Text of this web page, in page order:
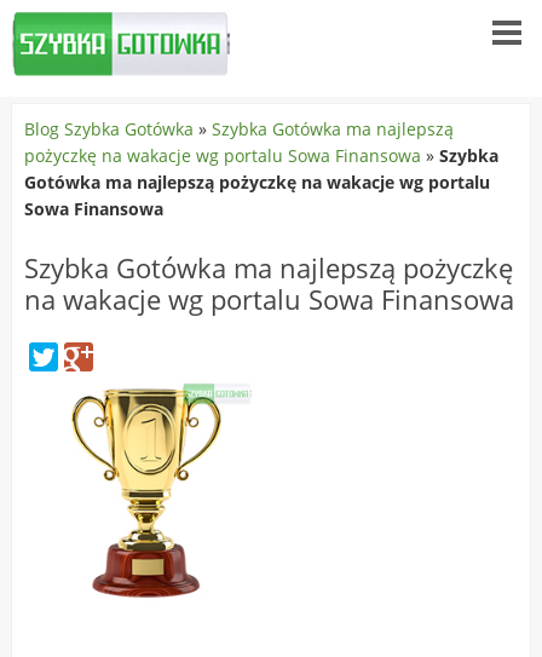
Blog Szybka Gotówka » Szybka Gotówka ma najlepszą
pożyczkę na wakacje wg portalu Sowa Finansowa » Szybka
Gotówka ma najlepszą pożyczkę na wakacje wg portalu
Sowa Finansowa
Szybka Gotówka ma najlepszą pożyczkę
na wakacje wg portalu Sowa Finansowa